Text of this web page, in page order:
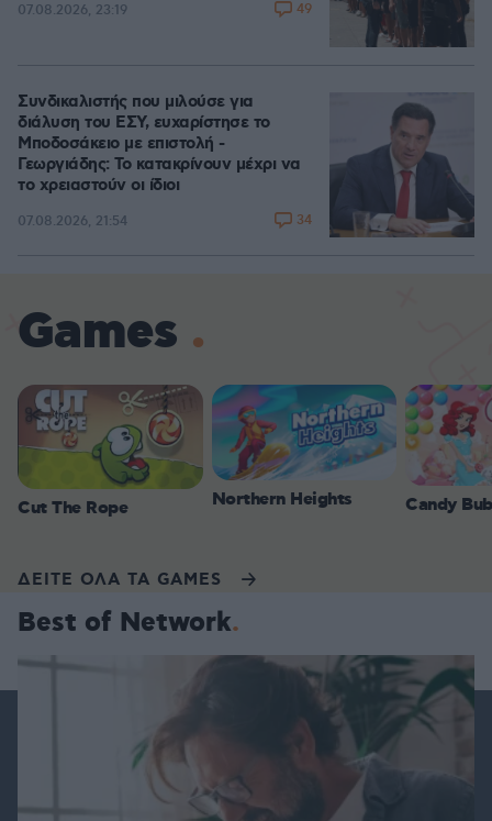
07.08.2026, 23:19 49
Συνδικαλιστής που μιλούσε για
διάλυση του ΕΣΥ, ευχαρίστησε το
Μποδοσάκειο με επιστολή -
Γεωργιάδης: Το κατακρίνουν μέχρι να
το χρειαστούν οι ίδιοι
07.08.2026, 21:54 34
Games
Cut The Rope Northern Heights Candy
ΔΕΙΤΕ ΟΛΑ ΤΑ GAMES
Best of Network